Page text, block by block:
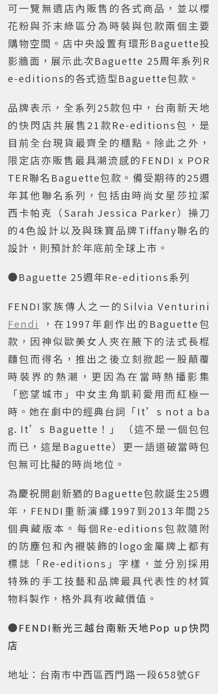
可一覽無遺店內販售的各式商品，並以櫻
花粉與芥末綠區分為時裝與包款兩個主要
購物空間。店中央設置有環形Baguette投
影牆面，展示此次Baguette 25周年系列R
e-editions的各式造型Baguette包款。
品牌表示，全系列25款包中，台南新天地
的快閃店共展售21款Re-editions包，是
目前全台現貨最齊全的櫃點。除此之外，
限定店亦販售最具潮流感的FENDI x POR
TER聯名Baguette包款。備受期待的25週
年其他聯名系列，包括由時尚女星莎拉潔
西卡帕克（Sarah Jessica Parker）操刀
的4色設計以及與珠寶品牌Tiffany聯名的
設計，則預計於年底前全球上市。
●Baguette 25週年Re-editions系列
FENDI家族傳人之一的Silvia Venturini
Fendi
，在1997年創作出的Baguette包
款，因神似歐美女人夾在腋下的法式長棍
麵包而得名，推出之後立刻掀起一股顛覆
時裝界的熱潮，更因為在當時熱播影集
「慾望城市」中女主角凱莉愛用而紅極一
時。她在劇中的經典台詞「It’s not a ba
g. It’s Baguette！」 （這不是一個包包
而已，這是Baguette）更一語道破當時包
包無可比擬的時尚地位。
為慶祝開創新猶的Baguette包款誕生25週
年，FENDI重新演繹1997到2013年間25
個典藏版本。每個Re-editions包款隨附
的防塵包和內襯裝飾的logo金屬牌上都有
標誌「Re-editions」字樣，並分別採用
特殊的手工技藝和品牌最具代表性的材質
物料製作，格外具有收藏價值。
●FENDI新光三越台南新天地Pop up快閃
店
地址：台南市中西區西門路一段658號GF